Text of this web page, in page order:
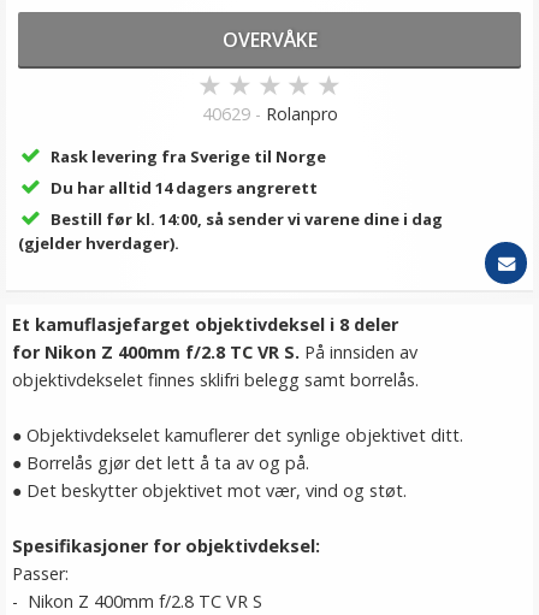
OVERVÅKE
★ ★ ★ ★ ★
40629 - Rolanpro
Rask levering fra Sverige til Norge
Du har alltid 14 dagers angrerett
Bestill før kl. 14:00, så sender vi varene dine i dag
(gjelder hverdager).
Et kamuflasjefarget objektivdeksel i 8 deler
for Nikon Z 400mm f/2.8 TC VR S. På innsiden av
objektivdekselet finnes sklifri belegg samt borrelås.
● Objektivdekselet kamuflerer det synlige objektivet ditt.
● Borrelås gjør det lett å ta av og på.
● Det beskytter objektivet mot vær, vind og støt.
Spesifikasjoner for objektivdeksel:
Passer:
- Nikon Z 400mm f/2.8 TC VR S